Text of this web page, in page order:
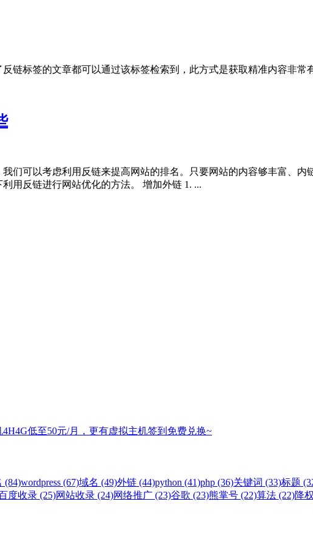
链标签的文章都可以通过该标签检索到，此方式是获取精准内容非常
们可以考虑利用反链来提高网站的排名。只要网站的内容够丰富、
用反链进行网站优化的方法。 增加外链 1. ...
低至50元/月，更有虚拟主机签到免费兑换~
(84)wordpress (67)域名 (49)外链 (44)python (41)php (36)关键词 (33)标题
度收录 (25)网站收录 (24)网络推广 (23)谷歌 (23)熊掌号 (22)算法 (22)降